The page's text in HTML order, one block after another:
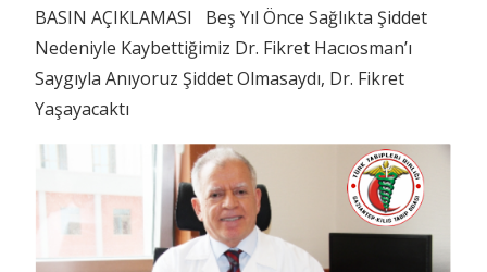
BASIN AÇIKLAMASI Beş Yıl Önce Sağlıkta Şiddet
Nedeniyle Kaybettiğimiz Dr. Fikret Hacıosman’ı
Saygıyla Anıyoruz Şiddet Olmasaydı, Dr. Fikret
Yaşayacaktı